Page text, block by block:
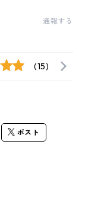
通報する
(15)
ポスト